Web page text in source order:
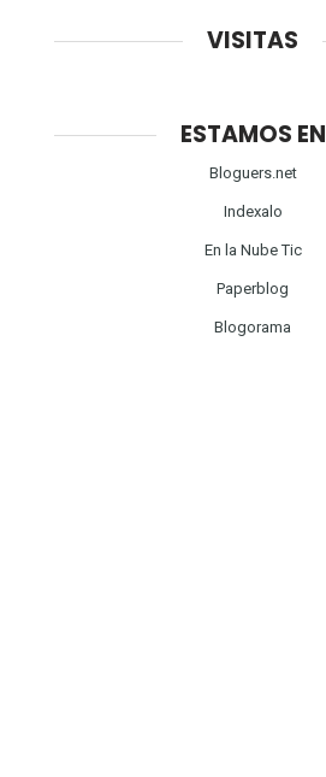
VISITAS
ESTAMOS EN
Bloguers.net
Indexalo
En la Nube Tic
Paperblog
Blogorama